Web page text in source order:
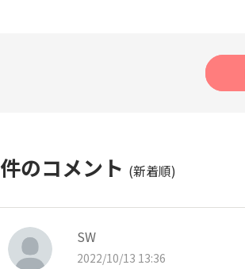
件のコメント (新着順)
SW
2022/10/13 13:36